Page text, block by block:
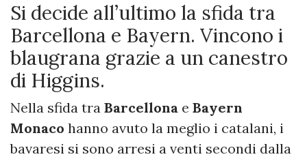
Si decide all’ultimo la sfida tra
Barcellona e Bayern. Vincono i
blaugrana grazie a un canestro
di Higgins.
Nella sfida tra Barcellona e Bayern
Monaco hanno avuto la meglio i catalani, i
bavaresi si sono arresi a venti secondi dalla